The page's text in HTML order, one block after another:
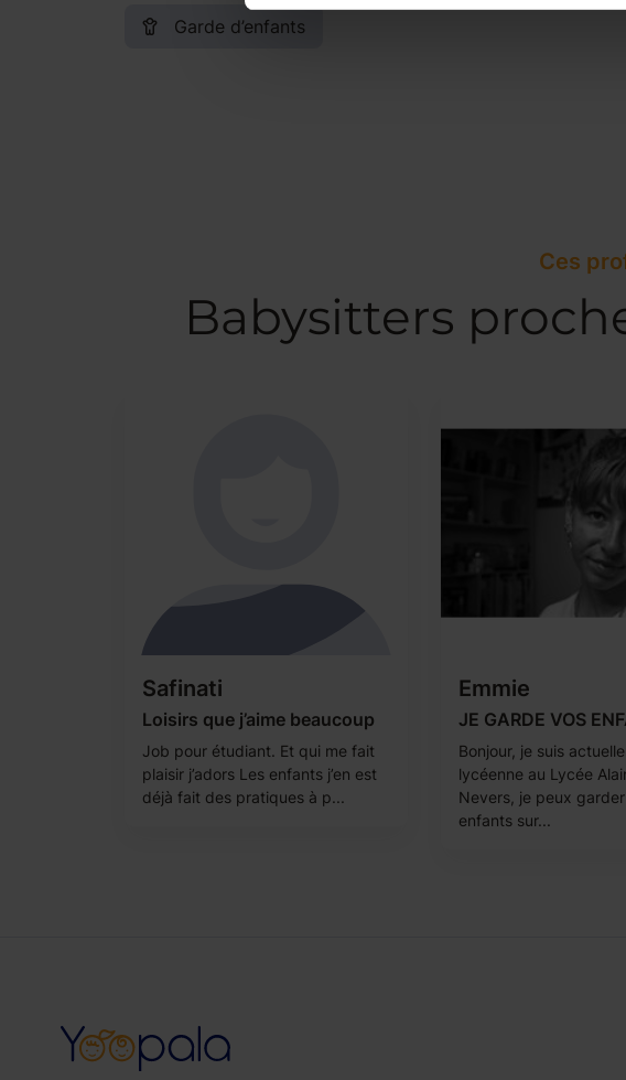
Garde d’enfants
Ces
Babysitters
Safinati
Loisirs que j’aime beaucoup
Job pour étudiant. Et qui me fait
plaisir j’adors Les enfants j’en est
déjà fait des pratiques à p...
Emmie
JE GARDE VOS
Bonjour, je suis
lycéenne au Lycée
Nevers, je peux
enfants sur...